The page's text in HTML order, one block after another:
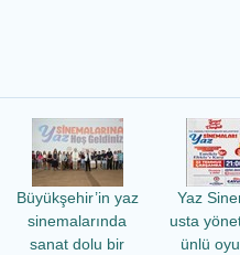
Büyükşehir’in yaz
sinemalarında
sanat dolu bir
Yaz
usta
ünlü